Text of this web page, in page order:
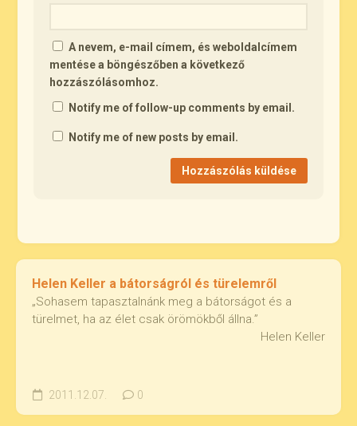
A nevem, e-mail címem, és weboldalcímem
mentése a böngészőben a következő
hozzászólásomhoz.
Notify me of follow-up comments by email.
Notify me of new posts by email.
Helen Keller a bátorságról és türelemről
„Sohasem tapasztalnánk meg a bátorságot és a
türelmet, ha az élet csak örömökből állna.”
Helen Keller
2011.12.07. 0